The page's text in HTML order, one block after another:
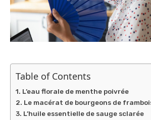
Table of Contents
L’eau florale de menthe poivrée
Le macérat de bourgeons de
L’huile essentielle de sauge sclarée